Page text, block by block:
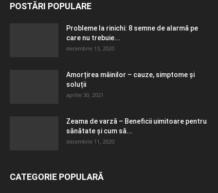
POSTĂRI POPULARE
Probleme la rinichi: 8 semne de alarmă pe
care nu trebuie...
decembrie 13, 2020
Amorțirea mâinilor – cauze, simptome și
soluții
aprilie 30, 2021
Zeama de varză – Beneficii uimitoare pentru
sănătate și cum să...
decembrie 11, 2020
CATEGORIE POPULARĂ